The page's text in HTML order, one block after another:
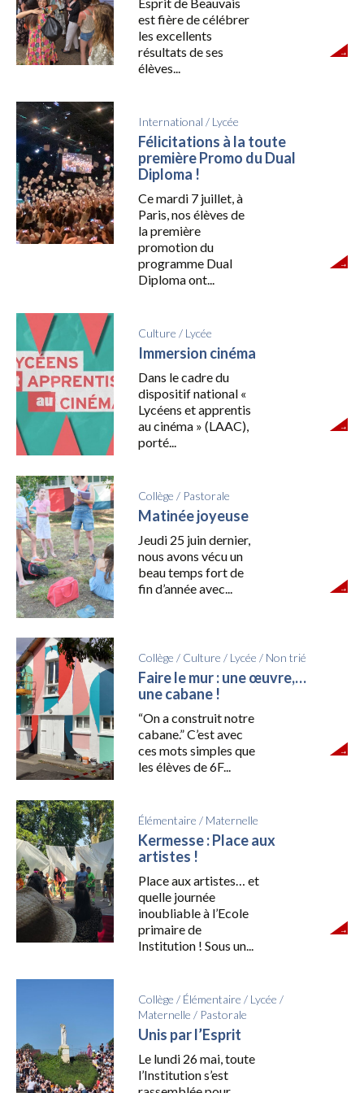
est fière de célébrer
les excellents
résultats de ses
élèves...
International / Lycée
Félicitations à la toute
première Promo du Dual
Diploma !
Ce mardi 7 juillet, à
Paris, nos élèves de
la première
promotion du
programme Dual
Diploma ont...
Culture / Lycée
Immersion cinéma
Dans le cadre du
dispositif national «
Lycéens et apprentis
au cinéma » (LAAC),
porté...
Collège / Pastorale
Matinée joyeuse
Jeudi 25 juin dernier,
nous avons vécu un
beau temps fort de
fin d’année avec...
Collège / Culture / Lycée / Non trié
Faire le mur : une œuvre,…
une cabane !
“On a construit notre
cabane.” C’est avec
ces mots simples que
les élèves de 6F...
Élémentaire / Maternelle
Kermesse : Place aux
artistes !
Place aux artistes… et
quelle journée
inoubliable à l’Ecole
primaire de
Institution ! Sous un...
Collège / Élémentaire / Lycée /
Maternelle / Pastorale
Unis par l’Esprit
Le lundi 26 mai, toute
l’Institution s’est